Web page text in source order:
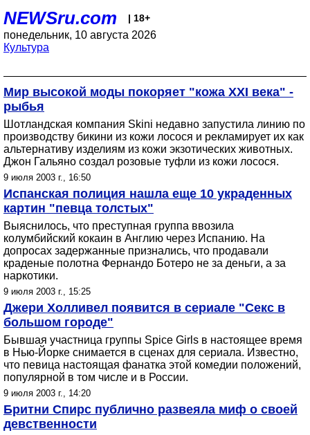
NEWSru.com | 18+
понедельник, 10 августа 2026
Культура
Мир высокой моды покоряет "кожа XXI века" -
рыбья
Шотландская компания Skini недавно запустила линию по
производству бикини из кожи лосося и рекламирует их как
альтернативу изделиям из кожи экзотических животных.
Джон Гальяно создал розовые туфли из кожи лосося.
9 июля 2003 г., 16:50
Испанская полиция нашла еще 10 украденных
картин "певца толстых"
Выяснилось, что преступная группа ввозила
колумбийский кокаин в Англию через Испанию. На
допросах задержанные признались, что продавали
краденые полотна Фернандо Ботеро не за деньги, а за
наркотики.
9 июля 2003 г., 15:25
Джери Холливел появится в сериале "Секс в
большом городе"
Бывшая участница группы Spice Girls в настоящее время
в Нью-Йорке снимается в сценах для сериала. Известно,
что певица настоящая фанатка этой комедии положений,
популярной в том числе и в России.
9 июля 2003 г., 14:20
Бритни Спирс публично развеяла миф о своей
девственности